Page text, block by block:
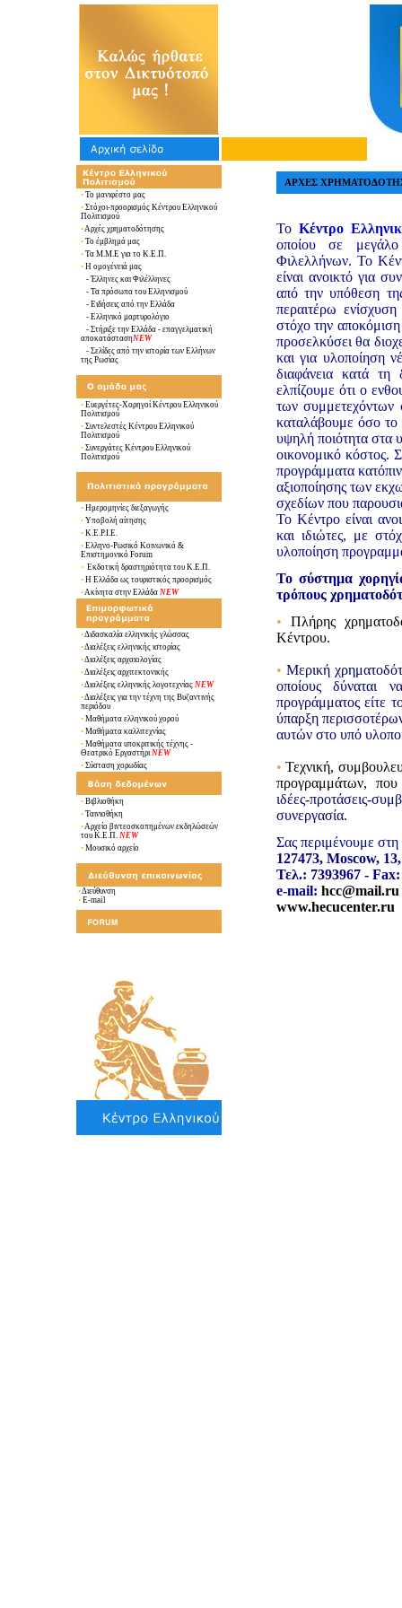
• Το μανιφέστο μας
• Στόχοι-προορισμός Κέντρου Ελληνικού
Πολιτισμού
•Αρχές χρηματοδότησης
• Το έμβλημά μας
• Τα Μ.Μ.Ε για το Κ.Ε.Π.
• Η ομογένειά μας
-Έλληνες και Φιλέλληνες
- Τα πρόσωπα του Ελληνισμού
- Ειδήσεις από την Ελλάδα
-Ελληνικό μαρτυρολόγιο
- Στήριξε την Ελλάδα - επαγγελματική
αποκατάστασηNEW
-Σελίδες από την ιστορία των Ελλήνων
της Ρωσίας
• Ευεργέτες-Χορηγοί Κέντρου Ελληνικού
Πολιτισμού
• Συντελεστές Κέντρου Ελληνικού
Πολιτισμού
• Συνεργάτες Κέντρου Ελληνικού
Πολιτισμού
• Ημερομηνίες διεξαγωγής
• Υποβολή αίτησης
• Κ.Ε.Ρ.Ι.Ε.
• Ελληνο-Ρωσικό Κοινωνικό &
Επιστημονικό Forum
• Εκδοτική δραστηριότητα του Κ.Ε.Π.
• Η Ελλάδα ως τουριστικός προορισμός
•Ακίνητα στην ΕλλάδαNEW
•Διδασκαλία ελληνικής γλώσσας
•Διαλέξεις ελληνικής ιστορίας
•Διαλέξεις αρχαιολογίας
•Διαλέξεις αρχιτεκτονικής
•Διαλέξεις ελληνικής λογοτεχνίας NEW
•Διαλέξεις για την τέχνη της Βυζαντινής
περιόδου
• Μαθήματα ελληνικού χορού
• Μαθήματα καλλιτεχνίας
• Μαθήματα υποκριτικής τέχνης -
Θεατρικό Εργαστήρι NEW
• Σύσταση χορωδίας
• Βιβλιοθήκη
• Ταινιοθήκη
•Αρχείο βιντεοσκοπημένων εκδηλώσεών
του Κ.Ε.Π. NEW
• Μουσικό αρχείο
•Διεύθυνση
• E-mail
ΑΡΧΕΣ
Το Κέντρο
οποίου σε
Φιλελλήνων. Το
είναι ανοικτό για
από την υπόθεση
περαιτέρω
στόχο την
προσελκύσει θα
και για υλοποίηση
διαφάνεια κατά τη
ελπίζουμε ότι ο
των συμμετεχόντων
καταλάβουμε όσο το
υψηλή ποιότητα στα
οικονομικό κόστος.
προγράμματα
αξιοποίησης των
σχεδίων που
Το Κέντρο είναι
και ιδιώτες, με
υλοποίηση
Το σύστημα
τρόπους
• Πλήρης
Κέντρου.
• Μερική
οποίους δύναται
προγράμματος είτε
ύπαρξη
αυτών στο υπό
•Τεχνική,
προγραμμάτων, που
ιδέες-προτάσεις-
συνεργασία.
Σας περιμένουμε στη
127473, Moscow,
Τελ.: 7393967 -
e-mail: hcc@mail.ru
www.hecucenter.ru